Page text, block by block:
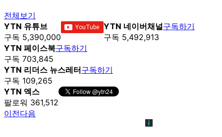
전체보기
YTN 유튜브
구독 5,390,000
YTN 네이버채널
구독 5,492,913
구독하기
YTN 페이스북
구독 703,845
구독하기
YTN 리더스 뉴스레터
구독 109,265
구독하기
YTN 엑스
팔로워 361,512
이전다음